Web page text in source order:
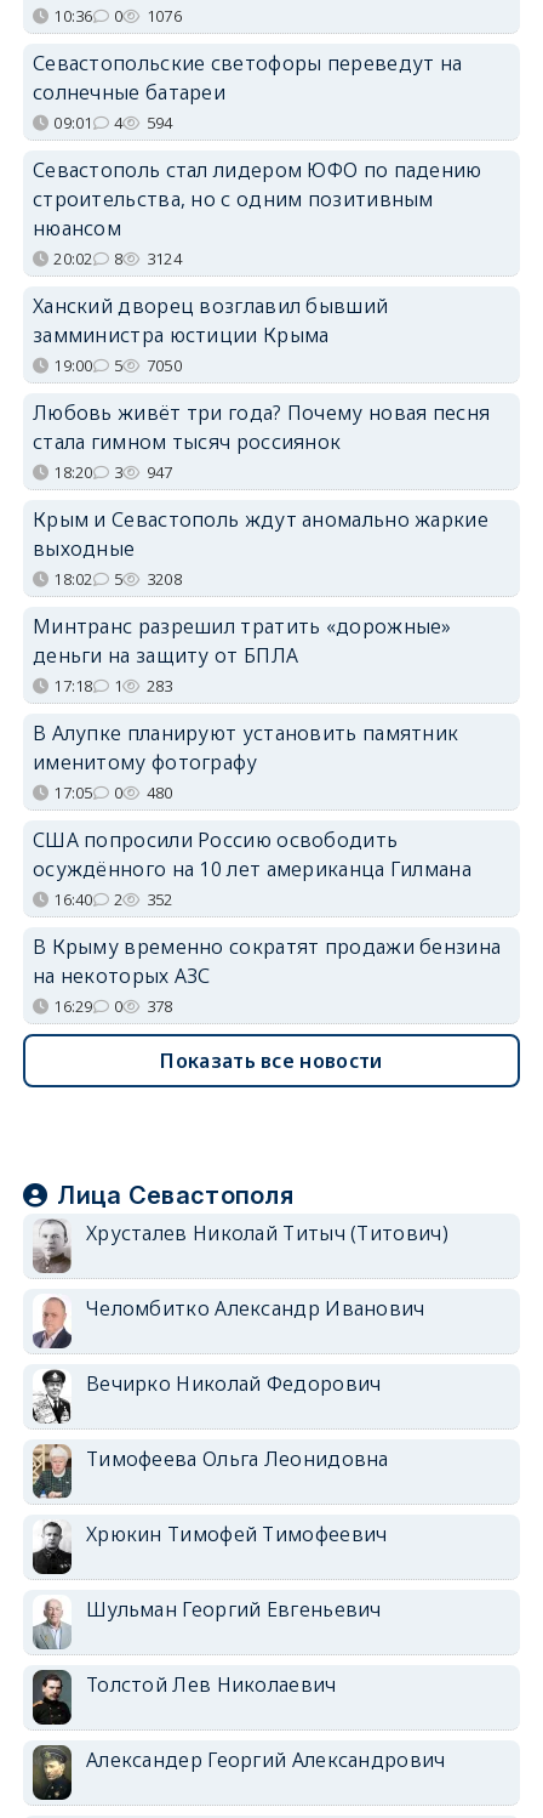
10:36 0 1076
Севастопольские светофоры переведут на
солнечные батареи
09:01 4 594
Севастополь стал лидером ЮФО по падению
строительства, но с одним позитивным
нюансом
20:02 8 3124
Ханский дворец возглавил бывший
замминистра юстиции Крыма
19:00 5 7050
Любовь живёт три года? Почему новая песня
стала гимном тысяч россиянок
18:20 3 947
Крым и Севастополь ждут аномально жаркие
выходные
18:02 5 3208
Минтранс разрешил тратить «дорожные»
деньги на защиту от БПЛА
17:18 1 283
В Алупке планируют установить памятник
именитому фотографу
17:05 0 480
США попросили Россию освободить
осуждённого на 10 лет американца Гилмана
16:40 2 352
В Крыму временно сократят продажи бензина
на некоторых АЗС
16:29 0 378
Показать все новости
Лица Севастополя
Хрусталев Николай Титыч (Титович)
Челомбитко Александр Иванович
Вечирко Николай Федорович
Тимофеева Ольга Леонидовна
Хрюкин Тимофей Тимофеевич
Шульман Георгий Евгеньевич
Толстой Лев Николаевич
Александер Георгий Александрович